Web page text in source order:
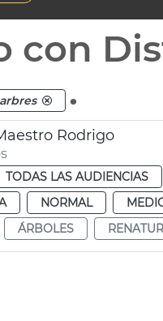
con
arbres .
Rodrigo
TODAS LAS AUDIENCIAS
NORMAL
ÁRBOLES